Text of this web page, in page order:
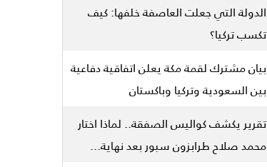
الدولة التي جعلت العاصفة خلفها: كيف
تكسب تركيا؟
بيان مشترك لقمة مكة يعلن اتفاقية دفاعية
بين السعودية وتركيا وباكستان
تقرير يكشف كواليس الصفقة.. لماذا اختار
محمد صلاح طرابزون سبور بعد نهاية...